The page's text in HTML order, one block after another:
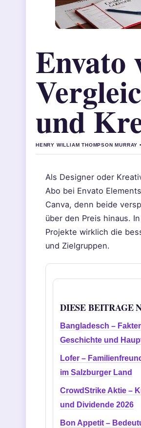
Envato
und
HENRY WILLIAM THOMPSON
Als Designer oder
Abo bei Envato
Canva, denn beide
über den Preis hinaus.
Projekte wirklich die
und Zielgruppen.
DIESE BEITRAGE
Bangladesch –
Geschichte und
Lofer –
im Salzburger Land
CrowdStrike Aktie –
und Dividende 2026
Bon Appetit –